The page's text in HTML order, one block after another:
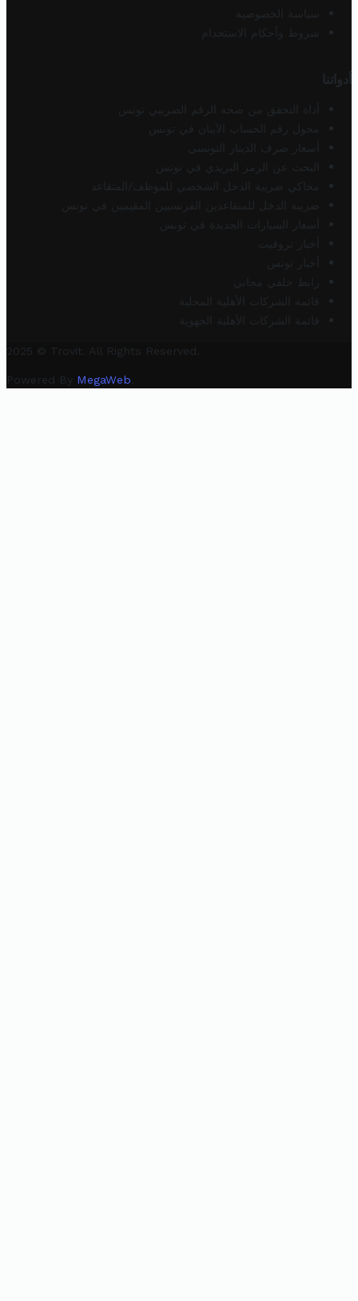
سياسة الخصوصية
شروط وأحكام الاستخدام
أدواتنا
أداة التحقق من صحة الرقم الضريبي تونس
محول رقم الحساب الآيبان في تونس
أسعار صرف الدينار التونسي
البحث عن الرمز البريدي في تونس
محاكي ضريبة الدخل الشخصي للموظف/المتقاعد
ضريبة الدخل للمتقاعدين الفرنسيين المقيمين في تونس
أسعار السيارات الجديدة في تونس
أخبار تروفيت
أخبار تونس
رابط خلفي مجاني
قائمة الشركات الأهلية المحلية
قائمة الشركات الأهلية الجهوية
2025 © Trovit. All Rights Reserved.
Powered By MegaWeb